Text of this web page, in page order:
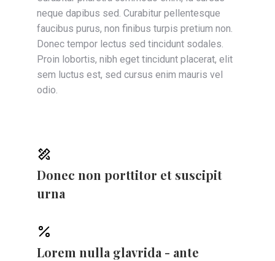
neque dapibus sed. Curabitur pellentesque
faucibus purus, non finibus turpis pretium non.
Donec tempor lectus sed tincidunt sodales.
Proin lobortis, nibh eget tincidunt placerat, elit
sem luctus est, sed cursus enim mauris vel
odio.
Donec non porttitor et suscipit
urna
Lorem nulla glavrida - ante